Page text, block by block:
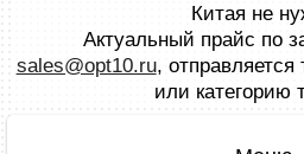
Китая не
Актуальный прайс по
sales@opt10.ru, отправляется
или категорию